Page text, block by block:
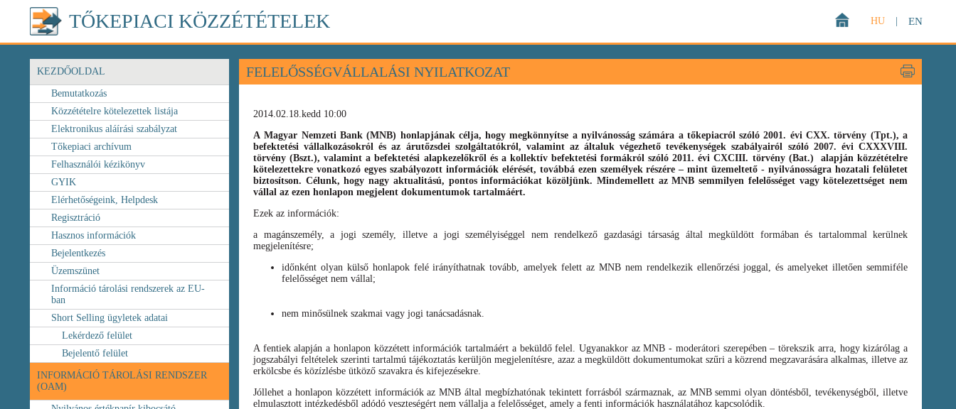
TŐKEPIACI KÖZZÉTÉTELEK EN
HU
KEZDŐOLDAL
Bemutatkozás
Közzétételre kötelezettek listája
Elektronikus aláírási szabályzat
Tőkepiaci archívum
Felhasználói kézikönyv
GYIK
Elérhetőségeink, Helpdesk
Regisztráció
Hasznos információk
Bejelentkezés
Üzemszünet
Információ tárolási rendszerek az EU-
ban
Short Selling ügyletek adatai
Lekérdező felület
Bejelentő felület
INFORMÁCIÓ TÁROLÁSI RENDSZER
(OAM)
FELELŐSSÉGVÁLLALÁSI NYILATKOZAT
2014.02.18.kedd 10:00
A Magyar Nemzeti Bank (MNB) honlapjának célja, hogy megkönnyítse a nyilvánosság számára a tőkepiacról szóló 2001. évi CXX. törvény (Tpt.), a
befektetési vállalkozásokról és az árutőzsdei szolgáltatókról, valamint az általuk végezhető tevékenységek szabályairól szóló 2007. évi CXXXVIII.
törvény(Bszt.), valaminta befektetési alapkezelőkről és a kollektív befektetési formákról szóló2011. évi CXCIII. törvény (Bat.)
alapján közzétételre
kötelezettekre vonatkozó egyes szabályozott információk elérését, továbbá ezen személyek részére – mint üzemeltető - nyilvánosságra hozatali felületet
biztosítson. Célunk, hogy nagy aktualitású, pontos információkat közöljünk. Mindemellett az MNB semmilyen felelősséget vagy kötelezettséget nem
vállal az ezen honlapon megjelent dokumentumok tartalmáért.
Ezek az információk:
a magánszemély, a jogi személy, illetve a jogi személyiséggel nem rendelkező gazdasági társaság által megküldött formában és tartalommal kerülnek
megjelenítésre;
időnként olyan külső honlapok felé irányíthatnak tovább, amelyek felett az MNB nem rendelkezik ellenőrzési joggal, és amelyeket illetően semmiféle
felelősséget nem vállal;
nem minősülnek szakmai vagy jogi tanácsadásnak.
A fentiek alapján a honlapon közzétett információk tartalmáért a beküldő felel. Ugyanakkor az MNB - moderátori szerepében – törekszik arra, hogy kizárólag a
jogszabályi feltételek szerinti tartalmú tájékoztatás kerüljön megjelenítésre, azaz a megküldött dokumentumokat szűri a közrend megzavarására alkalmas, illetve az
erkölcsbe és közízlésbe ütköző szavakra és kifejezésekre.
Jóllehet a honlapon közzétett információk az MNB által megbízhatónak tekintett forrásból származnak, az MNB semmi olyan döntésből, tevékenységből, illetve
elmulasztott intézkedésből adódó veszteségért nem vállalja a felelősséget, amely a fenti információk használatához kapcsolódik.